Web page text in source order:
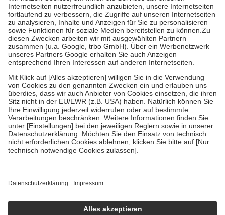
Kosten der Leistung zu entrichten.
Diese Regeln gelten grundsätzlich auch für Online-Apotheken.
Bei Heilmitteln und häuslicher Krankenpflege beträgt die
Zuzahlung zehn Prozent der Kosten sowie zehn Euro je
Verordnung.
Um das Engagement der Versicherten für ihre eigene Gesundheit zu
stärken und die besondere Stellung der Familie zu unterstützen,
fallenkeine Zuzahlungenan bei:
• Kindern und Jugendlichen bis zum vollendeten 18. Lebensjahr
mit Ausnahme der Fahrkosten
• Untersuchungen zur Vorsorge und Früherkennung, die von der
GKV getragen werden
• empfohlenen Schutzimpfungen
• Harn- und Blutteststreifen
getroffen, um sicherzustellen, dass es sich um echte Bewertungen
https://help.etrusted.com/hc/de/articles/4419944605341